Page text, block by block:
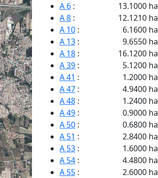
A 6 :
13.1000 ha
A 8 :
12.1210 ha
A 10 :
6.1600 ha
A 13 :
9.6550 ha
A 18 :
16.1200 ha
A 39 :
5.1200 ha
A 41 :
1.2000 ha
A 47 :
4.9400 ha
A 48 :
1.2400 ha
A 49 :
0.9000 ha
A 50 :
0.6800 ha
A 51 :
2.8400 ha
A 53 :
1.6000 ha
A 54 :
4.4800 ha
A 55 :
2.6000 ha